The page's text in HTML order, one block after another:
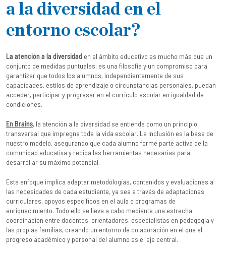
a la diversidad en el
entorno escolar?
La atención a la diversidad en el ámbito educativo es mucho más que un
conjunto de medidas puntuales: es una filosofía y un compromiso para
garantizar que todos los alumnos, independientemente de sus
capacidades, estilos de aprendizaje o circunstancias personales, puedan
acceder, participar y progresar en el currículo escolar en igualdad de
condiciones.
En Brains, la atención a la diversidad se entiende como un principio
transversal que impregna toda la vida escolar. La inclusión es la base de
nuestro modelo, asegurando que cada alumno forme parte activa de la
comunidad educativa y reciba las herramientas necesarias para
desarrollar su máximo potencial.
Este enfoque implica adaptar metodologías, contenidos y evaluaciones a
las necesidades de cada estudiante, ya sea a través de adaptaciones
curriculares, apoyos específicos en el aula o programas de
enriquecimiento. Todo ello se lleva a cabo mediante una estrecha
coordinación entre docentes, orientadores, especialistas en pedagogía y
las propias familias, creando un entorno de colaboración en el que el
progreso académico y personal del alumno es el eje central.